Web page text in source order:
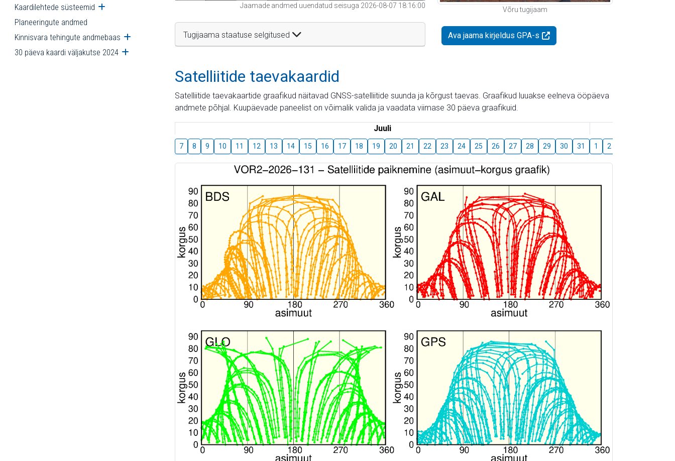
Kaardilehtede süsteemid Ava alammenüü
Planeeringute andmed
Kinnisvara tehingute andmebaas Ava alammenüü
30 päeva kaardi väljakutse 2024 Ava alammenüü
Jaamade andmed uuendatud seisuga 2026-08-07 18:16:00
Tugijaama staatuse selgitused
Võru tugijaam
Ava jaama kirjeldus GPA-s
Satelliitide taevakaardid
Satelliitide taevakaartide graafikud näitavad GNSS-satelliitide suunda ja kõrgust taevas. Graafikud luuakse eelneva ööpäeva
andmete põhjal. Kuupäevade paneelist on võimalik valida ja vaadata viimase 30 päeva graafikuid.
Juuli
7 8 9 10 11 12 13 14 15 16 17 18 19 20 21 22 23 24 25 26 27 28 29 30 31 1 2